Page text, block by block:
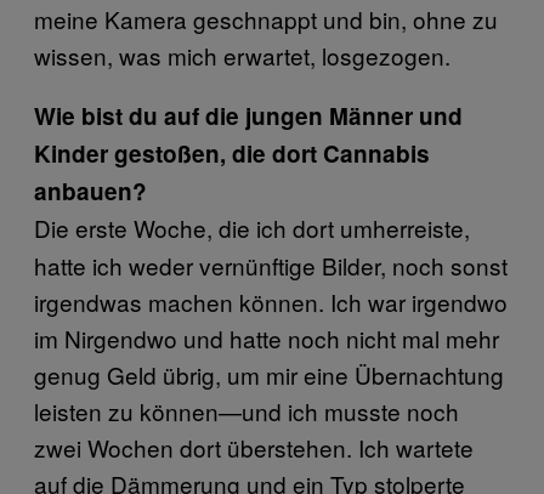
meine Kamera geschnappt und bin, ohne zu
wissen, was mich erwartet, losgezogen.
Wie bist du auf die jungen Männer und
Kinder gestoßen, die dort Cannabis
anbauen?
Die erste Woche, die ich dort umherreiste,
hatte ich weder vernünftige Bilder, noch sonst
irgendwas machen können. Ich war irgendwo
im Nirgendwo und hatte noch nicht mal mehr
genug Geld übrig, um mir eine Übernachtung
leisten zu können—und ich musste noch
zwei Wochen dort überstehen. Ich wartete
auf die Dämmerung und ein Typ stolperte